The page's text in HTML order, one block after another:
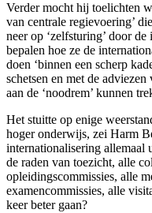
Verder mocht hij toelichten
van centrale regievoering’
neer op ‘zelfsturing’ door
bepalen hoe ze de
doen ‘binnen een scherp
schetsen en met de
aan de ‘noodrem’ kunnen
Het stuitte op enige
hoger onderwijs, zei Harm
internationalisering allemaal
de raden van toezicht, alle
opleidingscommissies, alle
examencommissies, alle
keer beter gaan?